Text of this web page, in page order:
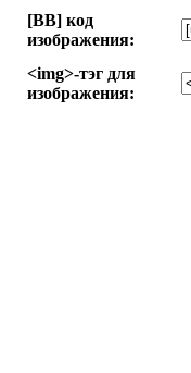
[BB] код
изображения:
<img>-тэг для
изображения: